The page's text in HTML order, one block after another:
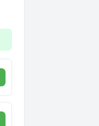
- Rzfhdaf01